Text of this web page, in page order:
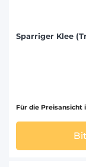
Sparriger Klee
Für die